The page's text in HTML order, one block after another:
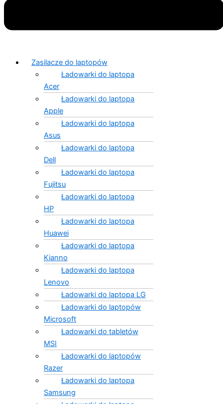
Zasilacze do laptopów
Ładowarki do laptopa
Acer
Ładowarki do laptopa
Apple
Ładowarki do laptopa
Asus
Ładowarki do laptopa
Dell
Ładowarki do laptopa
Fujitsu
Ładowarki do laptopa
HP
Ładowarki do laptopa
Huawei
Ładowarki do laptopa
Kianno
Ładowarki do laptopa
Lenovo
Ładowarki do laptopa LG
Ładowarki do laptopów
Microsoft
Ładowarki do tabletów
MSI
Ładowarki do laptopów
Razer
Ładowarki do laptopa
Samsung